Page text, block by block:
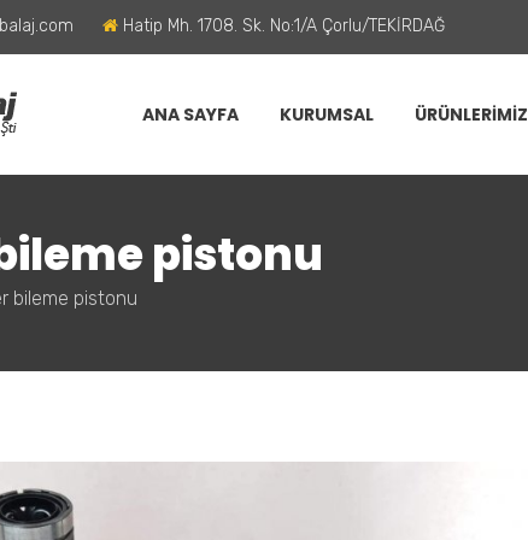
Hatip Mh. 1708. Sk. No:1/A Çorlu/TEKİRDAĞ
ANA SAYFA KURUMSAL ÜRÜNLERİMİZ
pistonu
bileme pistonu